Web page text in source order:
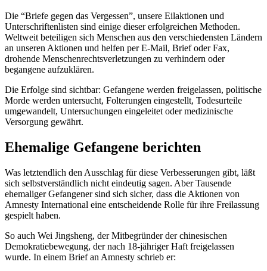
Die “Briefe gegen das Vergessen”, unsere Eilaktionen und
Unterschriftenlisten sind einige dieser erfolgreichen Methoden.
Weltweit beteiligen sich Menschen aus den verschiedensten Ländern
an unseren Aktionen und helfen per E-Mail, Brief oder Fax,
drohende Menschenrechtsverletzungen zu verhindern oder
begangene aufzuklären.
Die Erfolge sind sichtbar: Gefangene werden freigelassen, politische
Morde werden untersucht, Folterungen eingestellt, Todesurteile
umgewandelt, Untersuchungen eingeleitet oder medizinische
Versorgung gewährt.
Ehemalige Gefangene berichten
Was letztendlich den Ausschlag für diese Verbesserungen gibt, läßt
sich selbstverständlich nicht eindeutig sagen. Aber Tausende
ehemaliger Gefangener sind sich sicher, dass die Aktionen von
Amnesty International eine entscheidende Rolle für ihre Freilassung
gespielt haben.
So auch Wei Jingsheng, der Mitbegründer der chinesischen
Demokratiebewegung, der nach 18-jähriger Haft freigelassen
wurde. In einem Brief an Amnesty schrieb er: